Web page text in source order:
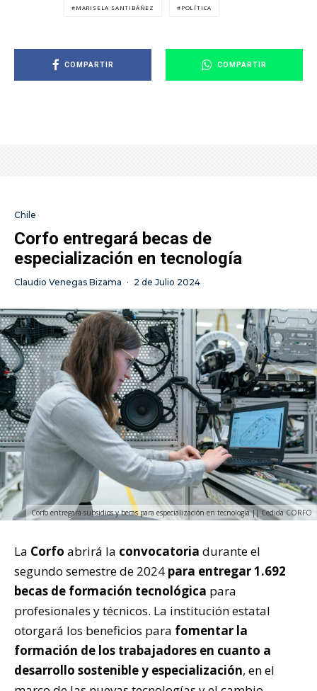
MARISELA SANTIBÁÑEZ POLÍTICA
COMPARTIR COMPARTIR
Chile
Corfo entregará becas de
especialización en tecnología
Claudio Venegas Bizama · 2 de Julio 2024
Corfo entregará subsidios y becas para especialización en tecnología || Cedida CORFO
La Corfo abrirá la convocatoria durante el
segundo semestre de 2024 para entregar 1.692
becas de formación tecnológica para
profesionales y técnicos. La institución estatal
otorgará los beneficios para fomentar la
formación de los trabajadores en cuanto a
desarrollo sostenible y especialización, en el